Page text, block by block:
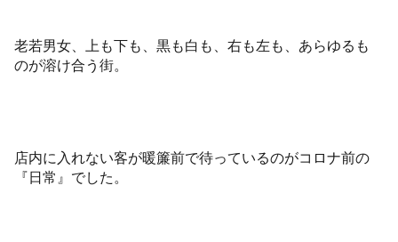
老若男女、上も下も、黒も白も、右も左も、あらゆるも
のが溶け合う街。
店内に入れない客が暖簾前で待っているのがコロナ前の
『日常』でした。